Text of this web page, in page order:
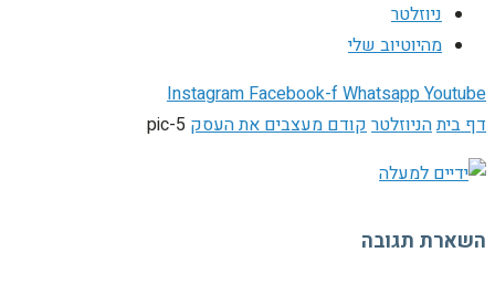
ניוזלטר
מהיוטיוב שלי
InstagramFacebook-fWhatsappYoutube
דף ביתהניוזלטרקודם מעצבים את העסק pic-5
השארת תגובה